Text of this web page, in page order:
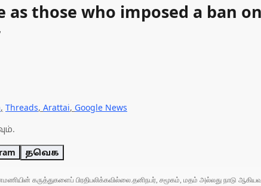
as those who imposed a ban
, Threads, Arattai, Google News
தவெக
கருத்துகளைப் பிரதிபலிக்கவில்லை.தனிநபர், சமூகம், மதம் அல்லது நாடு